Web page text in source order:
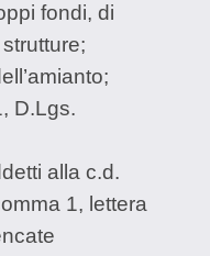
fondi, di
D.Lgs.
alla c.d.
1, lettera